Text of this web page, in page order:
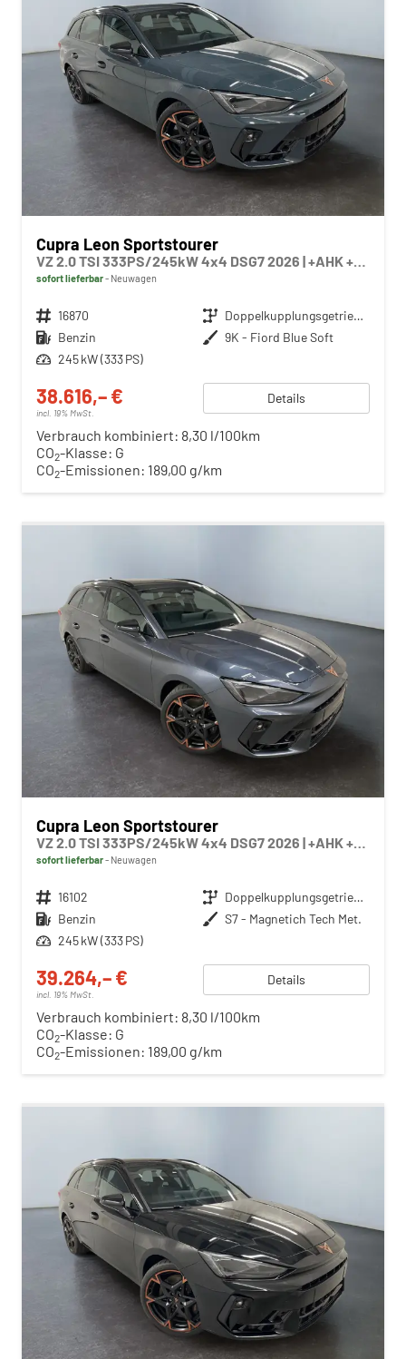
Cupra Leon Sportstourer
VZ 2.0 TSI 333PS/245kW 4x4 DSG7 2026 | +AHK +NAVI +Matrix +Immersive +5J Erw. Garantie
sofort lieferbar Neuwagen
Fahrzeugnr. 16870 Getriebe
Doppelkupplungsgetriebe (DSG)
Kraftstoff Benzin Außenfarbe 9K - Fiord Blue Soft
Leistung 245 kW (333 PS)
38.616,– €
incl. 19% MwSt.
Details
Verbrauch kombiniert: 8,30 l/100km
CO2-Klasse: G
CO2-Emissionen: 189,00 g/km
Cupra Leon Sportstourer
VZ 2.0 TSI 333PS/245kW 4x4 DSG7 2026 | +AHK +NAVI +Matrix +Immersive +5J Erw. Garantie
sofort lieferbar Neuwagen
Fahrzeugnr. 16102 Getriebe
Doppelkupplungsgetriebe (DSG)
Kraftstoff Benzin Außenfarbe S7 - Magnetich Tech Met.
Leistung 245 kW (333 PS)
39.264,– €
incl. 19% MwSt.
Details
Verbrauch kombiniert: 8,30 l/100km
CO2-Klasse: G
CO2-Emissionen: 189,00 g/km